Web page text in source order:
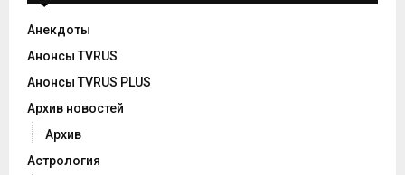
Анекдоты
Анонсы TVRUS
Анонсы TVRUS PLUS
Архив новостей
Архив
Астрология